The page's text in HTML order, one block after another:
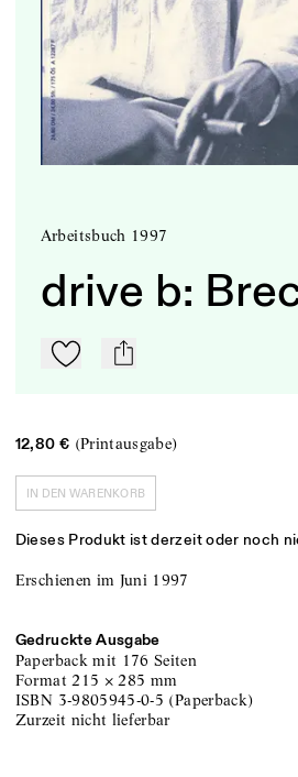
Arbeitsbuch 1997
drive b:
Zu Mein-TdZ hinzufügen
mail
12,80 € (Printausgabe)
IN DEN WARENKORB
Dieses Produkt ist derzeit oder noch
Erschienen im Juni 1997
Gedruckte Ausgabe
Paperback mit 176 Seiten
Format215 ×285 mm
ISBN 3-9805945-0-5 (Paperback)
zurzeit nicht lieferbar